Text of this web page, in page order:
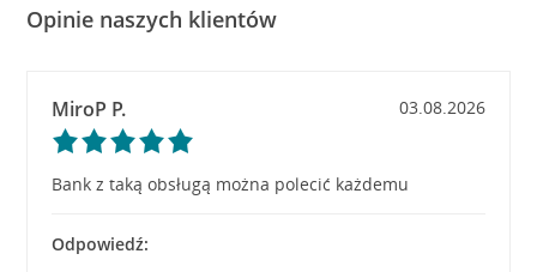
Opinie naszych klientów
MiroP P. 03.08.2026
Bank z taką obsługą można polecić każdemu
Odpowiedź: